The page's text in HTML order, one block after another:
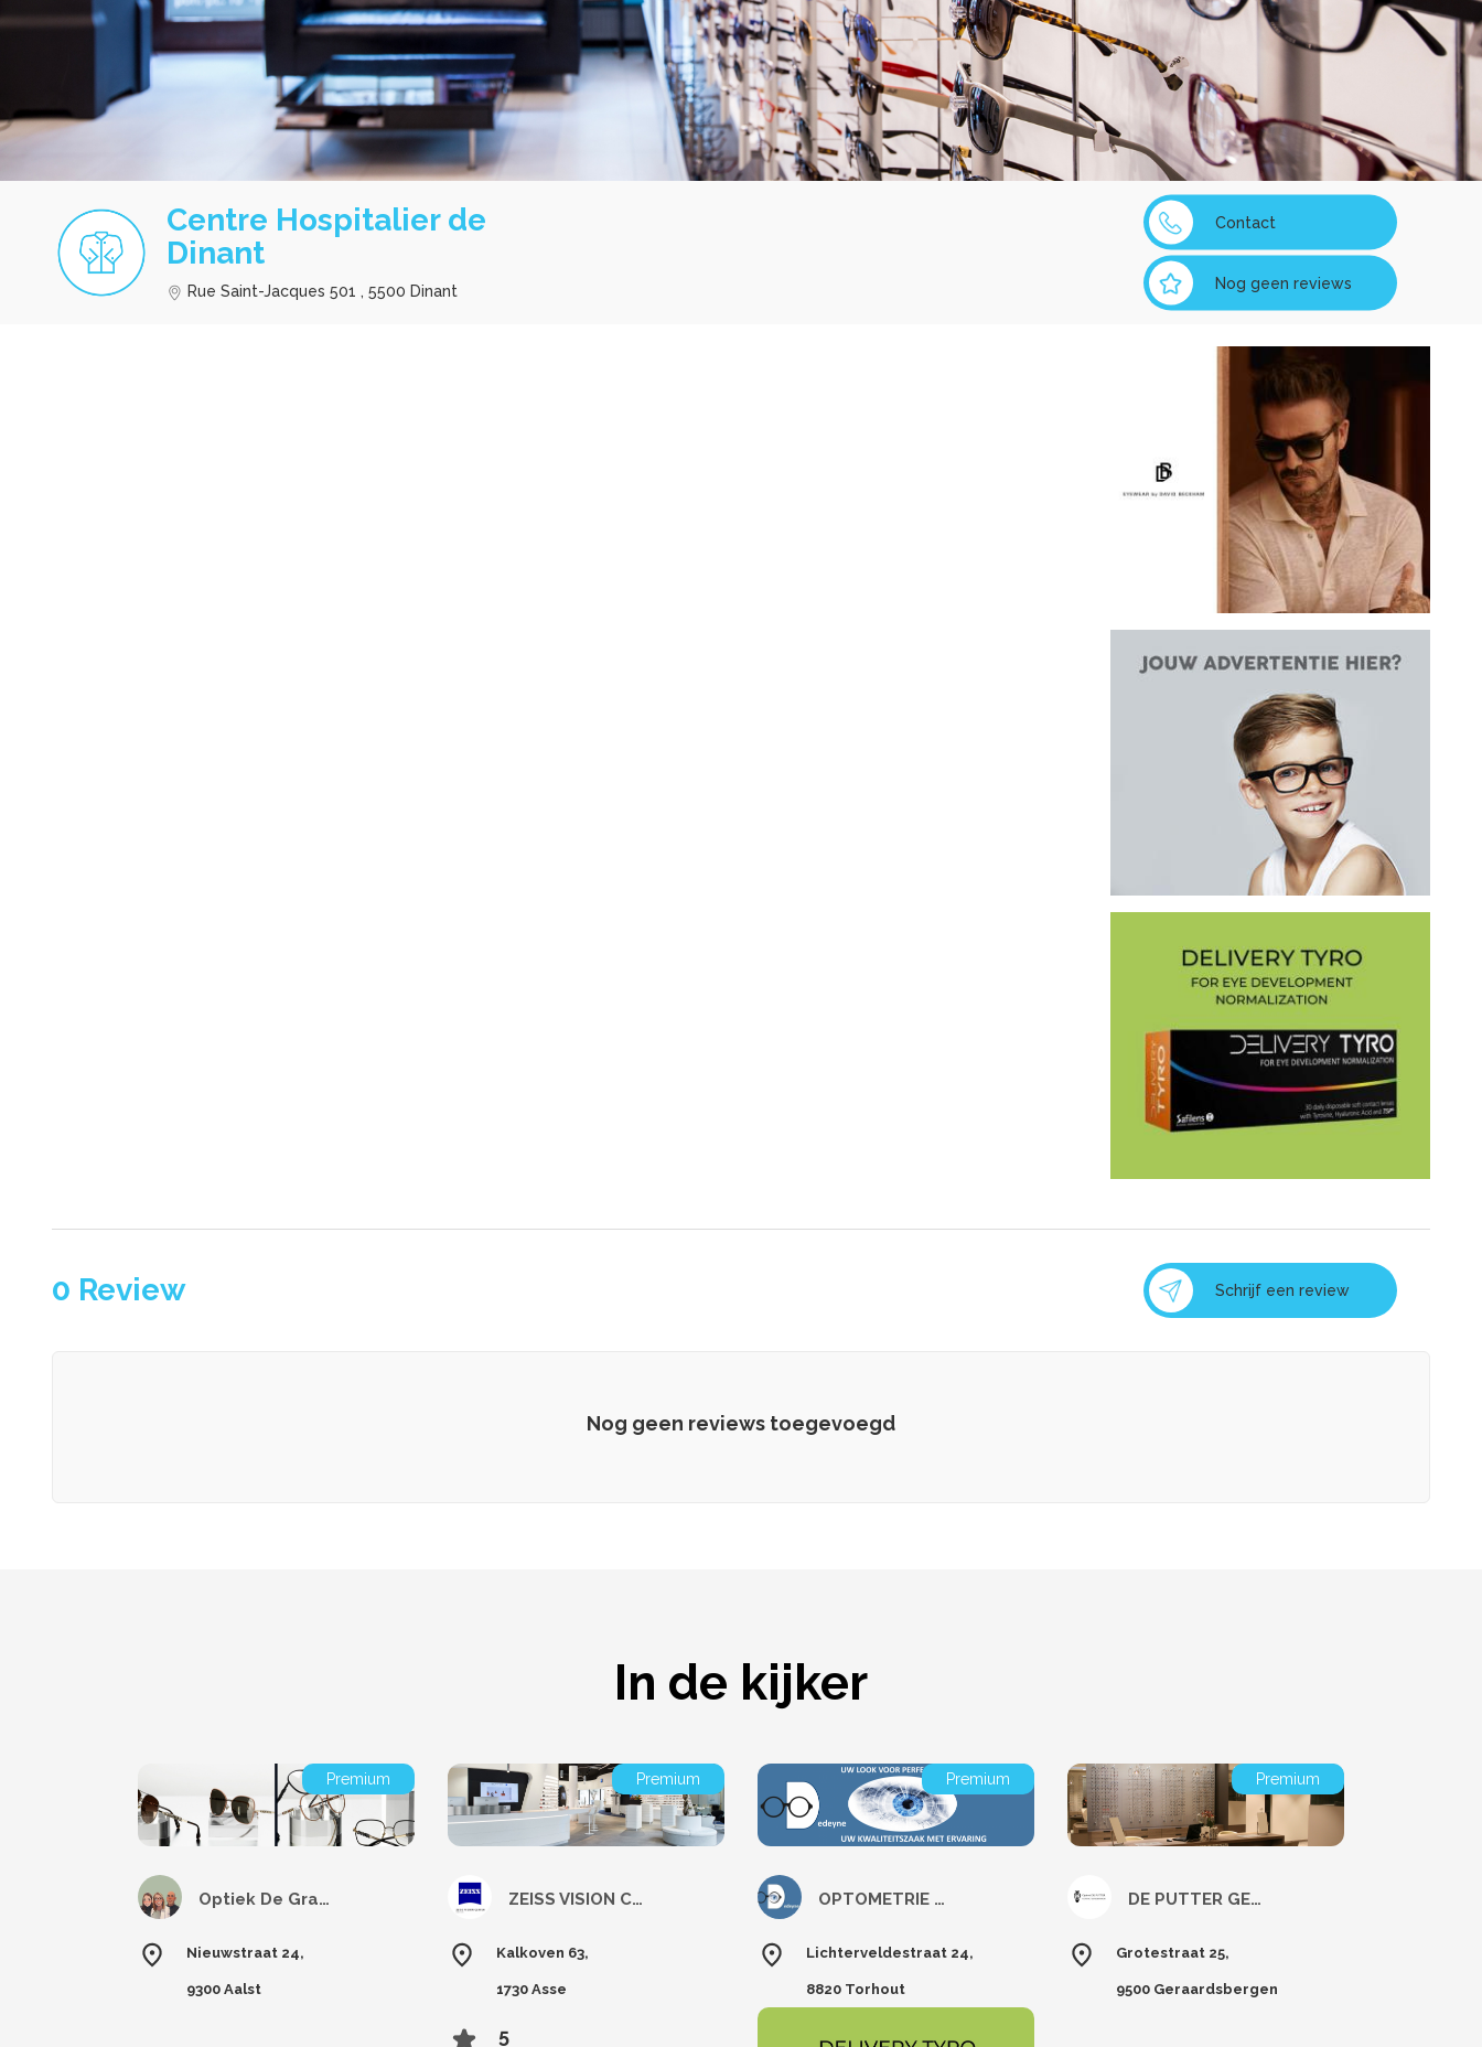
Centre Hospitalier de
Dinant
Rue Saint-Jacques 501 , 5500 Dinant
Contact
Nog geen reviews
0 Review Schrijf een review
Nog geen reviews toegevoegd
In de kijker
Premium
Optiek De Graeve
Nieuwstraat 24,
9300 Aalst
Premium
ZEISS VISION CENTER - Annys Asse
Kalkoven 63,
1730 Asse
5
Premium
OPTOMETRIE DEDEYNE
Lichterveldestraat 24,
8820 Torhout
Premium
DE PUTTER GERAARDSBERGEN
Grotestraat 25,
9500 Geraardsbergen